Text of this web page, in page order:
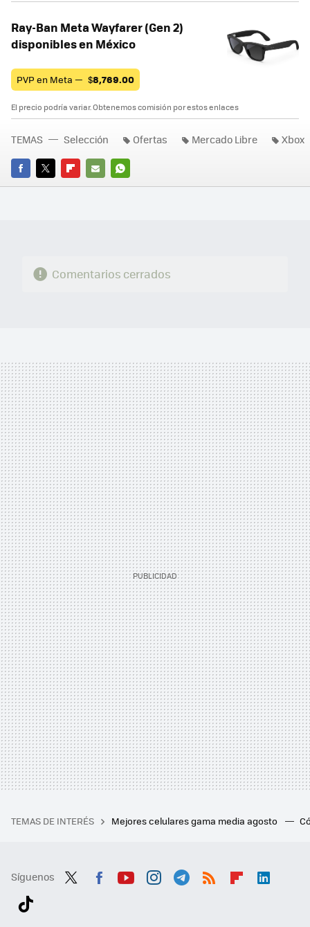
Ray-Ban Meta Wayfarer (Gen 2)
disponibles en México
PVP en Meta — $8,769.00
El precio podría variar. Obtenemos comisión por estos enlaces
FACEBOOK
TWITTERFLIPBOARD
E-
WHATSAPP
TEMAS Selección Ofertas Mercado Libre Xbox
Comentarios cerrados
TEMAS DE INTERÉS Mejores celulares gama media agosto
Síguenos